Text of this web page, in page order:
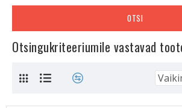
OTSI
Otsingukriteeriumile vastavad